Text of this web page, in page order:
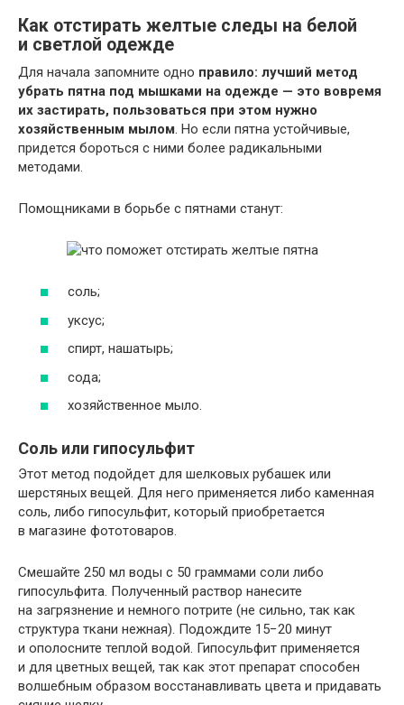
Как отстирать желтые следы на белой
и светлой одежде
Для начала запомните одно правило: лучший метод
убрать пятна под мышками на одежде — это вовремя
их застирать, пользоваться при этом нужно
хозяйственным мылом. Но если пятна устойчивые,
придется бороться с ними более радикальными
методами.
Помощниками в борьбе с пятнами станут:
соль;
уксус;
спирт, нашатырь;
сода;
хозяйственное мыло.
Соль или гипосульфит
Этот метод подойдет для шелковых рубашек или
шерстяных вещей. Для него применяется либо каменная
соль, либо гипосульфит, который приобретается
в магазине фототоваров.
Смешайте 250 мл воды с 50 граммами соли либо
гипосульфита. Полученный раствор нанесите
на загрязнение и немного потрите (не сильно, так как
структура ткани нежная). Подождите 15−20 минут
и ополосните теплой водой. Гипосульфит применяется
и для цветных вещей, так как этот препарат способен
волшебным образом восстанавливать цвета и придавать